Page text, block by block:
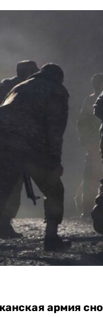
армия